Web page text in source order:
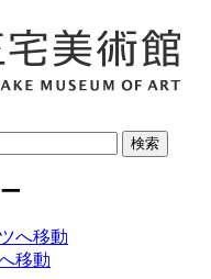
へ移動
移動